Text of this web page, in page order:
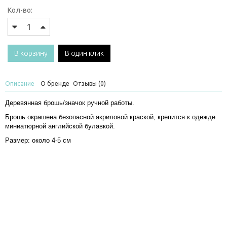
Кол-во:
В корзину В один клик
Описание О бренде Отзывы (0)
Деревянная брошь/значок ручной работы.
Брошь окрашена безопасной акриловой краской, крепится к одежде
миниатюрной английской булавкой.
Размер: около 4-5 см